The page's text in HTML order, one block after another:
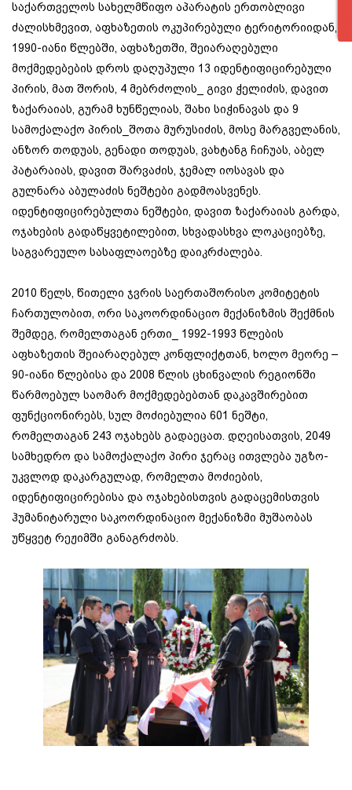
საქართველოს სახელმწიფო აპარატის ერთობლივი
ძალისხმევით, აფხაზეთის ოკუპირებული ტერიტორიიდან,
1990-იანი წლებში, აფხაზეთში, შეიარაღებული
მოქმედებების დროს დაღუპული 13 იდენტიფიცირებული
პირის, მათ შორის, 4 მებრძოლის_ გივი ჭელიძის, დავით
ზაქარაიას, გურამ ხუნწელიას, შახი სიჭინავას და 9
სამოქალაქო პირის_შოთა მურუსიძის, მოსე მარგველანის,
ანზორ თოდუას, გენადი თოდუას, ვახტანგ ჩიჩუას, აბელ
პატარაიას, დავით შარვაძის, ჯემალ იოსავას და
გულნარა აბულაძის ნეშტები გადმოასვენეს.
იდენტიფიცირებულთა ნეშტები, დავით ზაქარაიას გარდა,
ოჯახების გადაწყვეტილებით, სხვადასხვა ლოკაციებზე,
საგვარეულო სასაფლაოებზე დაიკრძალება.
2010 წელს, წითელი ჯვრის საერთაშორისო კომიტეტის
ჩართულობით, ორი საკოორდინაციო მექანიზმის შექმნის
შემდეგ, რომელთაგან ერთი_ 1992-1993 წლების
აფხაზეთის შეიარაღებულ კონფლიქტთან, ხოლო მეორე –
90-იანი წლებისა და 2008 წლის ცხინვალის რეგიონში
წარმოებულ საომარ მოქმედებებთან დაკავშირებით
ფუნქციონირებს, სულ მოძიებულია 601 ნეშტი,
რომელთაგან 243 ოჯახებს გადაეცათ. დღეისათვის, 2049
სამხედრო და სამოქალაქო პირი ჯერაც ითვლება უგზო-
უკვლოდ დაკარგულად, რომელთა მოძიების,
იდენტიფიცირებისა და ოჯახებისთვის გადაცემისთვის
ჰუმანიტარული საკოორდინაციო მექანიზმი მუშაობას
უწყვეტ რეჟიმში განაგრძობს.